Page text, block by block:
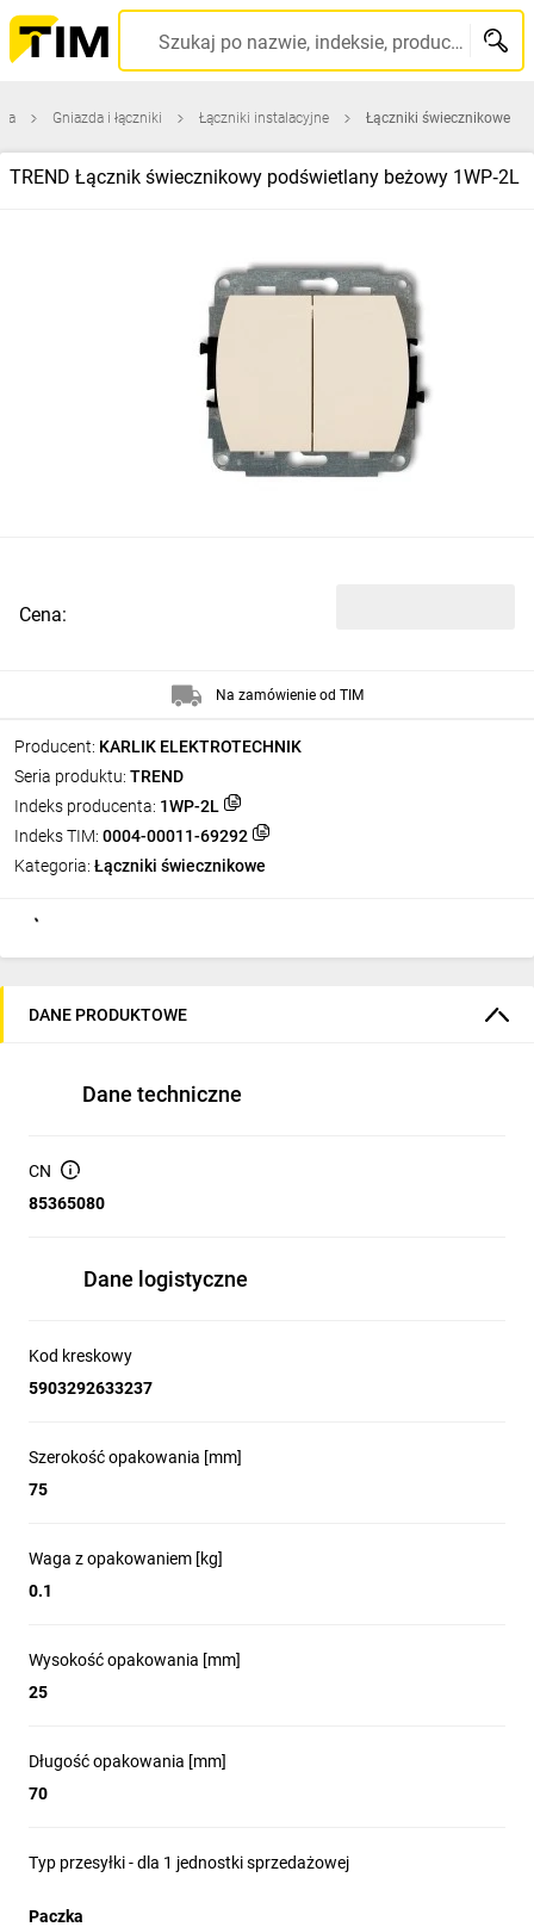
Szukaj po nazwie, indeksie, producencie, kodzie kreskowym...
Gniazda i łączniki Łączniki instalacyjne Łączniki świecznikowe
TREND Łącznik świecznikowy podświetlany beżowy 1WP‑2L
Producent: KARLIK ELEKTROTECHNIK
Seria produktu: TREND
Indeks producenta: 1WP-2L
Indeks TIM: 0004-00011-69292
Kategoria: Łączniki świecznikowe
Cena:
Na zamówienie od TIM
DANE PRODUKTOWE
Dane techniczne
CN
85365080
Dane logistyczne
Kod kreskowy
5903292633237
Szerokość opakowania [mm]
75
Waga z opakowaniem [kg]
0.1
Wysokość opakowania [mm]
25
Długość opakowania [mm]
70
Typ przesyłki - dla 1 jednostki sprzedażowej
Paczka